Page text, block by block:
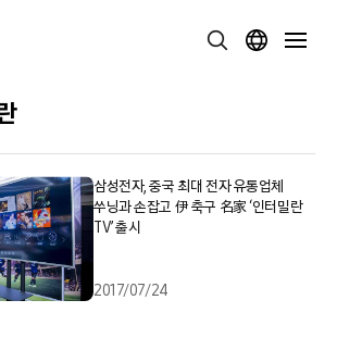
삼성전자, 중국 최대 전자 유통업체
쑤닝과 손잡고 伊 축구 名家 ‘인터밀란
TV’ 출시
2017/07/24